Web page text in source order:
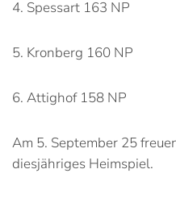
4. Spessart 163 NP
5. Kronberg 160 NP
6. Attighof 158 NP
Am 5. September 25
diesjähriges Heimspiel.